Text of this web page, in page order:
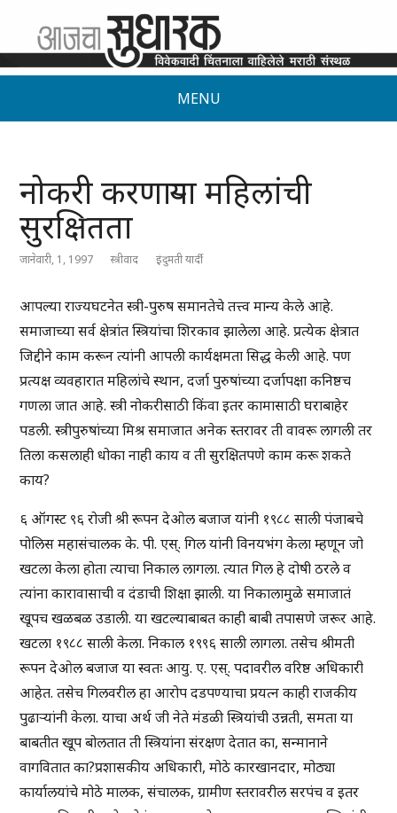
MENU
नोकरी करणार्‍या महिलांची
सुरक्षितता
जानेवारी, 1, 1997 स्त्रीवाद इंदुमती यार्दी
आपल्या राज्यघटनेत स्त्री-पुरुष समानतेचे तत्त्व मान्य केले आहे.
समाजाच्या सर्व क्षेत्रांत स्त्रियांचा शिरकाव झालेला आहे. प्रत्येक क्षेत्रात
जिद्दीने काम करून त्यांनी आपली कार्यक्षमता सिद्ध केली आहे. पण
प्रत्यक्ष व्यवहारात महिलांचे स्थान, दर्जा पुरुषांच्या दर्जापक्षा कनिष्ठच
गणला जात आहे. स्त्री नोकरीसाठी किंवा इतर कामासाठी घराबाहेर
पडली. स्त्रीपुरुषांच्या मिश्र समाजात अनेक स्तरावर ती वावरू लागली तर
तिला कसलाही धोका नाही काय व ती सुरक्षितपणे काम करू शकते
काय?
६ ऑगस्ट ९६ रोजी श्री रूपन देओल बजाज यांनी १९८८ साली पंजाबचे
पोलिस महासंचालक के. पी. एस्. गिल यांनी विनयभंग केला म्हणून जो
खटला केला होता त्याचा निकाल लागला. त्यात गिल हे दोषी ठरले व
त्यांना कारावासाची व दंडाची शिक्षा झाली. या निकालामुळे समाजातं
खूपच खळबळ उडाली. या खटल्याबाबत काही बाबी तपासणे जरूर आहे.
खटला १९८८ साली केला. निकाल १९९६ साली लागला. तसेच श्रीमती
रूपन देओल बजाज या स्वतः आयु. ए. एस्. पदावरील वरिष्ठ अधिकारी
आहेत. तसेच गिलवरील हा आरोप दडपण्याचा प्रयत्न काही राजकीय
पुढार्‍यांनी केला. याचा अर्थ जी नेते मंडळी स्त्रियांची उन्नती, समता या
बाबतीत खूप बोलतात ती स्त्रियांना संरक्षण देतात का, सन्मानाने
वागवितात का?प्रशासकीय अधिकारी, मोठे कारखानदार, मोठ्या
कार्यालयांचे मोठे मालक, संचालक, ग्रामीण स्तरावरील सरपंच व इतर